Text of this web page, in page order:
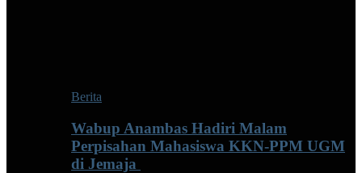
Berita
Wabup Anambas Hadiri Malam
Perpisahan Mahasiswa KKN-PPM UGM
di Jemaja ‎